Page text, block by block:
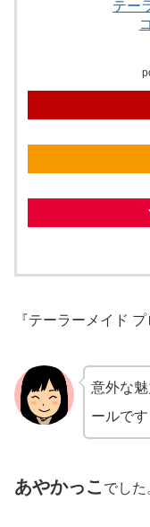
テー
『テーラーメイド
意外な
ールです
あやかっこ でした